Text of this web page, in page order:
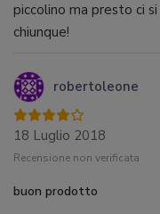
piccolino ma presto ci
chiunque!
robertoleone
18 Luglio 2018
Recensione non verificata
buon prodotto